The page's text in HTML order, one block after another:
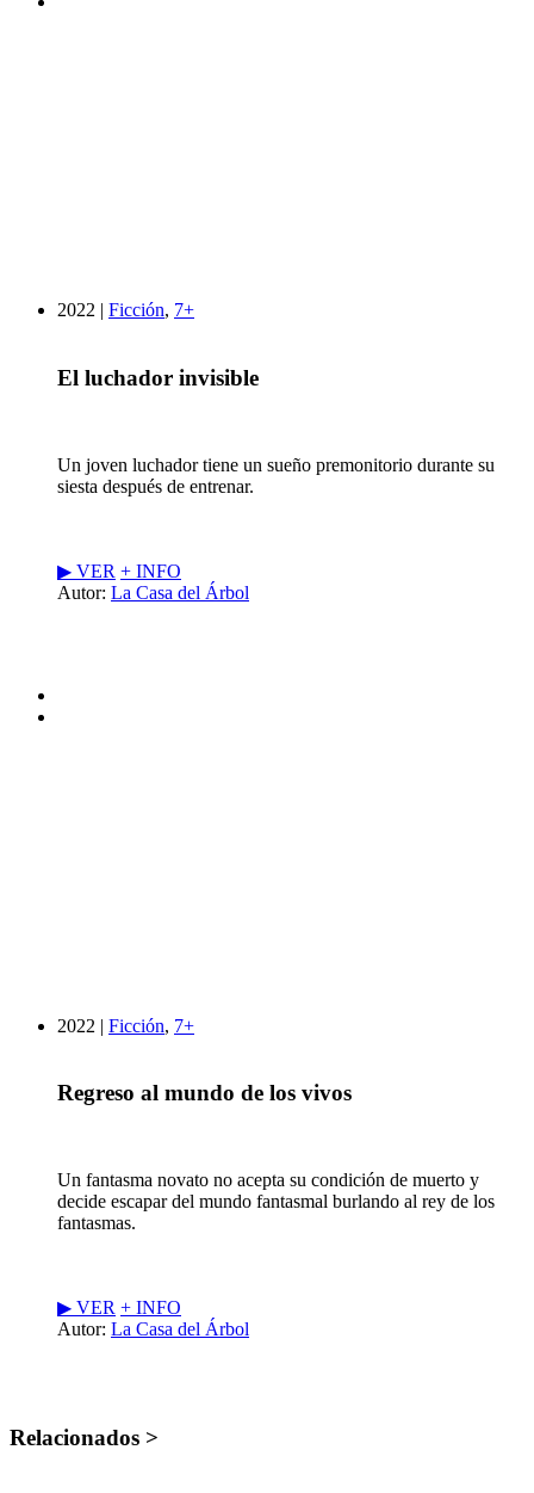
2022 | Ficción, 7+
El luchador invisible
Un joven luchador tiene un sueño premonitorio durante su
siesta después de entrenar.
▶︎ VER + INFO
Autor: La Casa del Árbol
2022 | Ficción, 7+
Regreso al mundo de los vivos
Un fantasma novato no acepta su condición de muerto y
decide escapar del mundo fantasmal burlando al rey de los
fantasmas.
▶︎ VER + INFO
Autor: La Casa del Árbol
Relacionados >